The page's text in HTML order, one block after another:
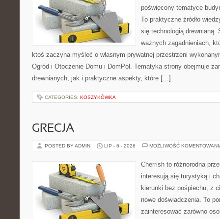
poświęcony tematyce
To praktyczne źródło
się technologią drewnianą.
ważnych zagadnieniach,
ktoś zaczyna myśleć o własnym prywatnej przestrzeni
Ogród i Otoczenie Domu i DomPol. Tematyka strony obejmuje
drewnianych, jak i praktyczne aspekty, które […]
CATEGORIES: KOSZYKÓWKA
GRECJA
POSTED BY ADMIN LIP - 6 - 2026 MOŻLIWOŚĆ
Cherrish to różnorodna
interesują się turystyką i
kierunki bez pośpiechu, z
nowe doświadczenia. To
zainteresować zarówno